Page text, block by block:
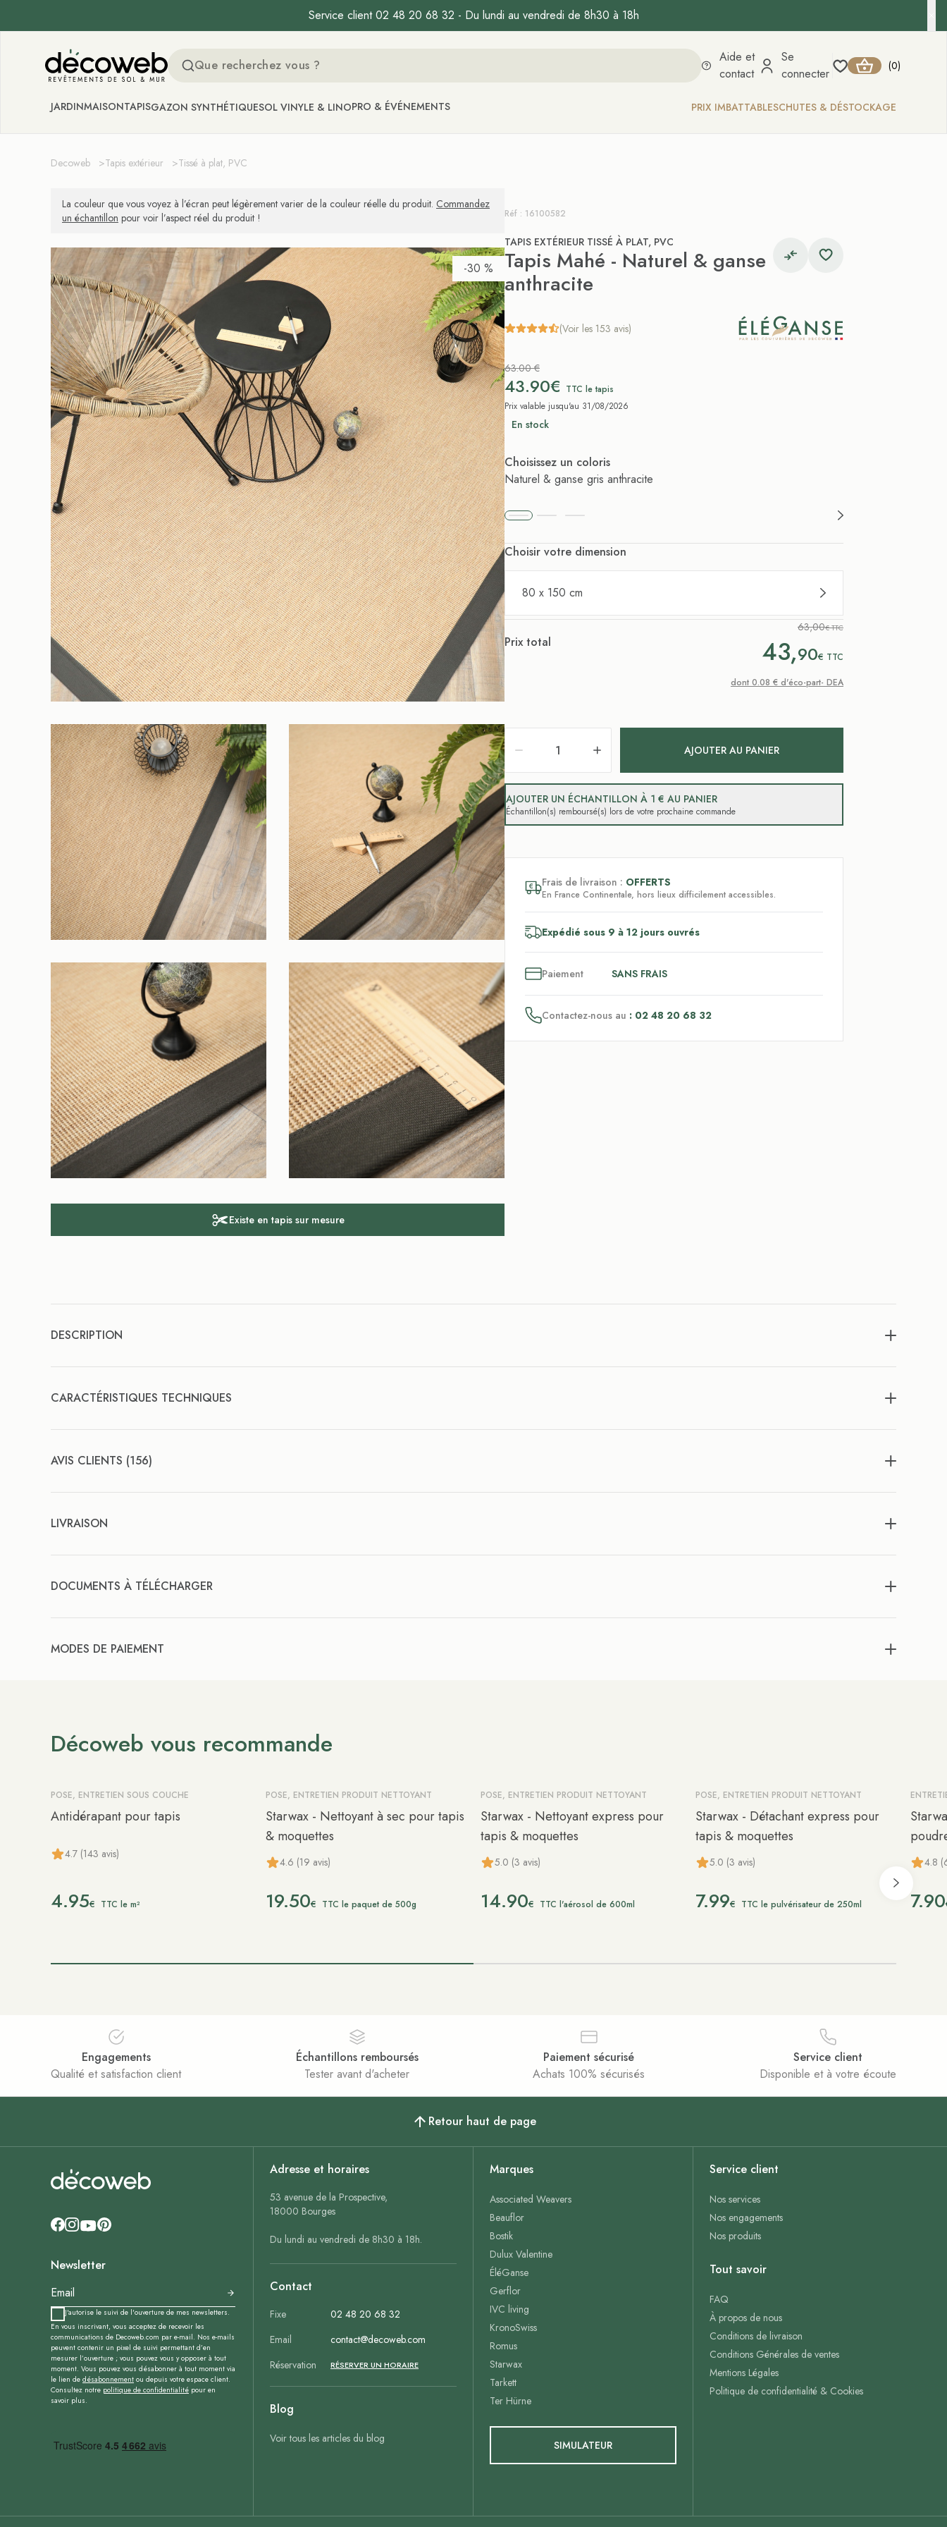
Service client 02 48 20 68 32 - Du lundi au vendredi de 8h30 à 18h
Decoweb
Aide et
contact
Se
connecter
(0)
JARDINMAISONTAPISGAZON SYNTHÉTIQUESOL VINYLE & LINOPRO & ÉVÉNEMENTS PRIX IMBATTABLESCHUTES & DÉSTOCKAGE
Decoweb >Tapis extérieur >Tissé à plat, PVC
La couleur que vous voyez à l’écran peut légèrement varier de la couleur réelle du produit. Commandez
un échantillon pour voir l’aspect réel du produit !
-30 %
Existe en tapis sur mesure
Réf : 16100582
TAPIS EXTÉRIEUR TISSÉ À PLAT, PVC
Tapis Mahé - Naturel & ganse
anthracite
(Voir les 153 avis)
63.00 €
43.90€ TTC le tapis
Prix valable jusqu'au 31/08/2026
En stock
Choisissez un coloris
Naturel & ganse gris anthracite
Choisir votre dimension
80 x 150 cm
Prix total
63,00€ TTC
43,90€ TTC
dont 0.08 € d'éco-part- DEA
AJOUTER AU PANIER
AJOUTER UN ÉCHANTILLON À 1 € AU PANIER
Échantillon(s) remboursé(s) lors de votre prochaine commande
Frais de livraison : OFFERTS
En France Continentale, hors lieux difficilement accessibles.
Expédié sous 9 à 12 jours ouvrés
Paiement SANS FRAIS
Contactez-nous au : 02 48 20 68 32
DESCRIPTION
CARACTÉRISTIQUES TECHNIQUES
AVIS CLIENTS (156)
LIVRAISON
DOCUMENTS À TÉLÉCHARGER
MODES DE PAIEMENT
Décoweb vous recommande
POSE, ENTRETIEN SOUS COUCHE
Antidérapant pour tapis
4.7 (143 avis)
4.95€ TTC le m²
POSE, ENTRETIEN PRODUIT NETTOYANT
Starwax - Nettoyant à sec pour tapis
& moquettes
4.6 (19 avis)
19.50€ TTC le paquet de 500g
POSE, ENTRETIEN PRODUIT NETTOYANT
Starwax - Nettoyant express pour
tapis & moquettes
5.0 (3 avis)
14.90€ TTC l'aérosol de 600ml
POSE, ENTRETIEN PRODUIT NETTOYANT
Starwax - Détachant express pour
tapis & moquettes
5.0 (3 avis)
7.99€ TTC le pulvérisateur de 250ml
4.8
7.90
Engagements
Qualité et satisfaction client
Échantillons remboursés
Tester avant d'acheter
Paiement sécurisé
Achats 100% sécurisés
Service client
Disponible et à votre écoute
Retour haut de page
Newsletter
J'autorise le suivi de l'ouverture de mes newsletters.
En vous inscrivant, vous acceptez de recevoir les
communications de Decoweb.com par e-mail. Nos e-mails
peuvent contenir un pixel de suivi permettant d’en
mesurer l’ouverture ; vous pouvez vous y opposer à tout
moment. Vous pouvez vous désabonner à tout moment via
le lien de désabonnement ou depuis votre espace client.
Consultez notre politique de confidentialité pour en
savoir plus.
Adresse et horaires
53 avenue de la Prospective,
18000 Bourges
Du lundi au vendredi de 8h30 à 18h.
Contact
Fixe
02 48 20 68 32
Email
contact@decoweb.com
Réservation
RÉSERVER UN HORAIRE
Blog
Voir tous les articles du blog
Marques
Associated Weavers
Beauflor
Bostik
Dulux Valentine
ÉléGanse
Gerflor
IVC living
KronoSwiss
Romus
Starwax
Tarkett
Ter Hürne
SIMULATEUR
Service client
Nos services
Nos engagements
Nos produits
Tout savoir
FAQ
À propos de nous
Conditions de livraison
Conditions Générales de ventes
Mentions Légales
Politique de confidentialité & Cookies